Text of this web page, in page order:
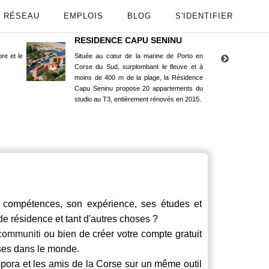
RÉSEAU EMPLOIS BLOG S'IDENTIFIER
et le
RESIDENCE CAPU SENINU
Située au cœur de la marine de Porto en
Corse du Sud, surplombant le fleuve et à
moins de 400 m de la plage, la Résidence
Capu Seninu propose 20 appartements du
studio au T3, entièrement rénovés en 2015.
son expérience, ses études et
résidence et tant d'autres choses ?
ou bien de créer votre compte gratuit
dans le monde.
et les amis de la Corse sur un même outil